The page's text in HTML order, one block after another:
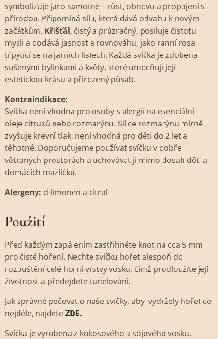
symbolizuje jaro samotné – růst, obnovu a propojení s
přírodou. Připomíná sílu, která dává odvahu k novým
začátkům. Křišťál, čistý a průzračný, posiluje čistotu
mysli a dodává jasnost a rovnováhu, jako ranní rosa
třpytící se na jarních listech. Každá svíčka je zdobena
sušenými bylinkami a květy, které umocňují její
estetickou krásu a přirozený půvab.
Kontraindikace:
Svíčka není vhodná pro osoby s alergií na esenciální
oleje citrusů nebo rozmarýnu. Silice rozmarýnu mírně
zvyšuje krevní tlak, není vhodná pro děti do 2 let a
těhotné. Doporučujeme používat svíčku v dobře
větraných prostorách a uchovávat ji mimo dosah dětí a
domácích mazlíčků.
Alergeny: d-limonen a citral
Použití
Před každým zapálením zastřihněte knot na cca 5 mm
pro čisté hoření. Nechte svíčku hořet alespoň do
rozpuštění celé horní vrstvy vosku, čímž prodloužíte její
životnost a předejdete tunelování.
Jak správně pečovat o naše svíčky, aby vydržely hořet co
nejdéle, najdeteZDE.
Svíčka je vyrobena z kokosového a sójového vosku.